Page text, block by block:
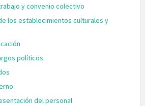
y convenio colectivo
los establecimientos culturales y
políticos
del personal